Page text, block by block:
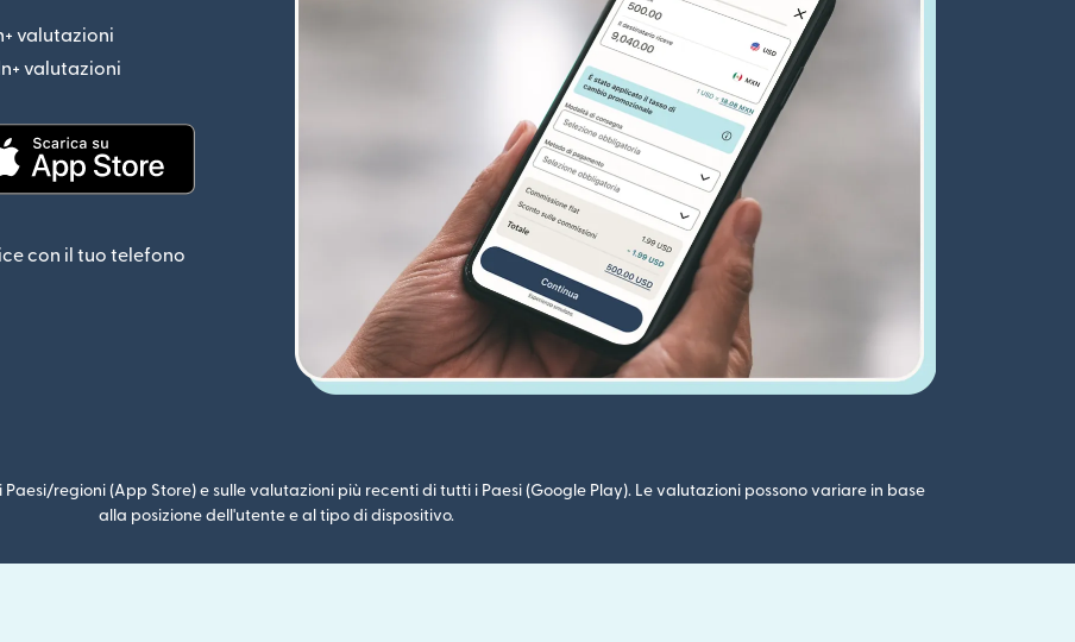
valutazioni
valutazioni
con il tuo telefono
regioni (App Store) e sulle valutazioni più recenti di tutti i Paesi (Google Play). Le valutazioni possono variare in base
alla posizione dell'utente e al tipo di dispositivo.